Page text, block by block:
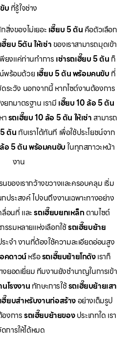
ขับ ที่รู้ใจช่าง
งของไม่เยอะ เฮี๊ยบ 5 ตัน คือตัวเลือก
ฮี๊ยบ 5ตัน ให้เช่า ของเราสามารถมุดเข้า
ยงแค่ท่านทำการ เช่ารถเฮี๊ยบ 5 ตัน ก็
พร้อมด้วย เฮี๊ยบ 5 ตัน พร้อมคนขับ ที่
ระวัง นอกจากนี้ หากไซต์งานต้องการ
กมาตรฐาน เรามี เฮี๊ยบ 10 ล้อ 5 ตัน
ารถเฮี๊ยบ 10 ล้อ 5 ตัน ให้เช่า สามารถ
ตัน กับเราได้ทันที เพื่อใช้ประโยชน์จาก
อ 5 ตัน พร้อมคนขับในทุกสภาวะหน้า
งาน
ของเรากว้างขวางและครอบคลุม เริ่ม
ประสงค์ ไปจนถึงงานเฉพาะทางอย่าง
อนที่ และรถเฮี๊ยบยกเหล็กตามไซต์
รรมหลายแห่งเลือกใช้รถเฮี๊ยบย้าย
ะจำ งานที่ต้องใช้ความละเอียดอ่อนสูง
คดาวน์หรือรถเฮี๊ยบย้ายโกดังเราก็
ยอดเยี่ยม ทีมงานยังชำนาญในการเข้า
โรงงาน ทักษะการใช้รถเฮี๊ยบย้ายเสา
ฮี๊ยบสำหรับงานก่อสร้างอย่างเต็มรูป
องการรถเฮี๊ยบย้ายของประเภทใด เรา
การให้ได้หมด